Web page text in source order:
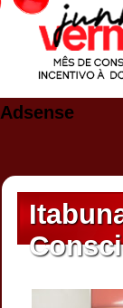
Adsense